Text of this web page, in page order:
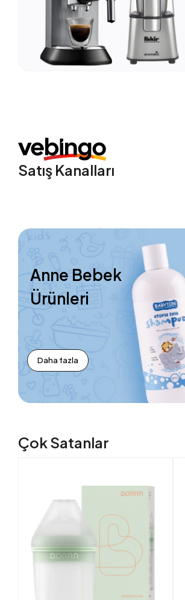
Satış Kanalları
Anne Bebek
Ürünleri
Daha fazla
Çok Satanlar